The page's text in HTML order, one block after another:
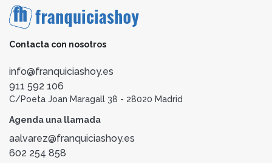
Contacta con nosotros
info@franquiciashoy.es
911 592 106
C/Poeta Joan Maragall 38 - 28020 Madrid
Agenda una llamada
aalvarez@franquiciashoy.es
602 254 858